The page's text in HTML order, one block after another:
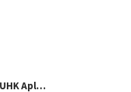
Apl…